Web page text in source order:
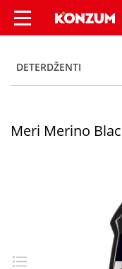
Meri
DETERDŽENTI
Meri Merino